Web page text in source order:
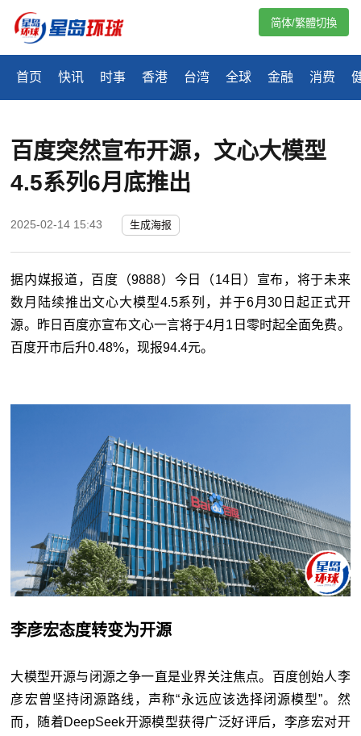
首页 快讯 时事 香港 台湾 全球 金融 消费
简体/繁體切換
百度突然宣布开源，文心大模型
4.5系列6月底推出
2025-02-14 15:43 生成海报
据内媒报道，百度（9888）今日（14日）宣布，将于未来
数月陆续推出文心大模型4.5系列，并于6月30日起正式开
源。昨日百度亦宣布文心一言将于4月1日零时起全面免费。
百度开市后升0.48%，现报94.4元。
李彦宏态度转变为开源
大模型开源与闭源之争一直是业界关注焦点。百度创始人李
彦宏曾坚持闭源路线，声称“永远应该选择闭源模型”。然
而，随着DeepSeek开源模型获得广泛好评后，李彦宏对开